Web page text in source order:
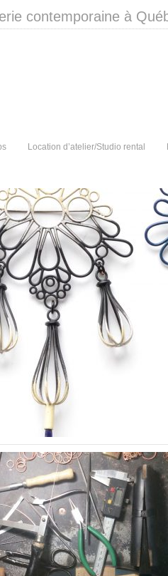
contemporaine à
Location d’atelier/Studio rental